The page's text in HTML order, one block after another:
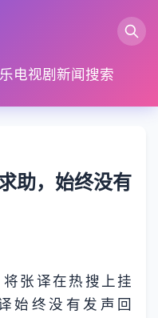
电视剧 新闻搜索
助，始终没有
张译在热搜上挂
始终没有发声回